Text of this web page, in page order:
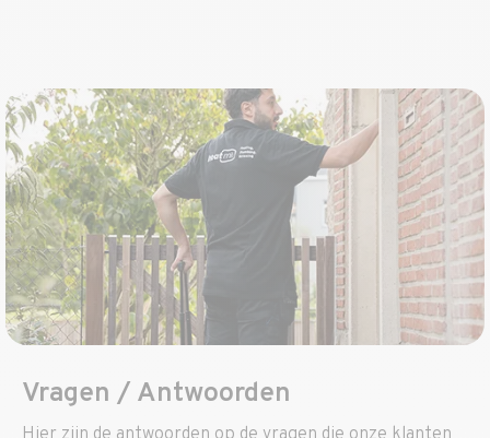
Vragen / Antwoorden